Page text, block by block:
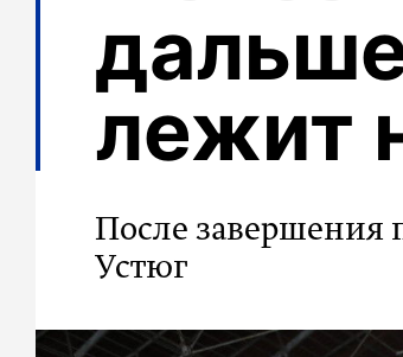
лежит
После завершения
Устюг